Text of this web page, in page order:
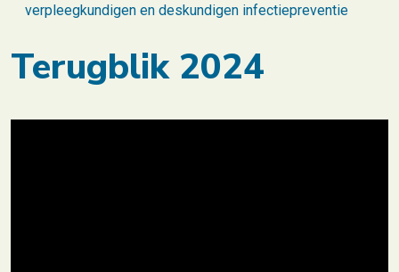
verpleegkundigen en deskundigen infectiepreventie
Terugblik 2024